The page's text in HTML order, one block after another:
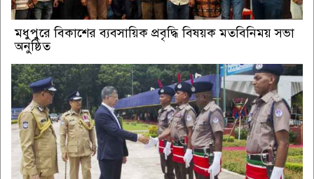
মধুপুরে বিকাশের ব্যবসায়িক প্রবৃদ্ধি বিষয়ক মতবিনিময় সভা
অনুষ্ঠিত